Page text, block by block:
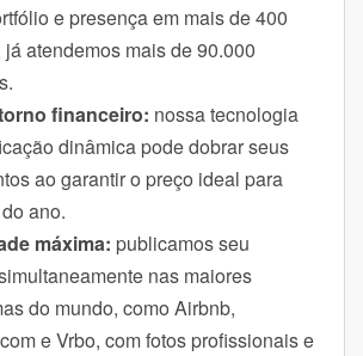
e presença em mais de 400
atendemos mais de 90.000
financeiro: nossa tecnologia
dinâmica pode dobrar seus
ao garantir o preço ideal para
ano.
máxima: publicamos seu
nas maiores
do mundo, como Airbnb,
e Vrbo, com fotos profissionais e